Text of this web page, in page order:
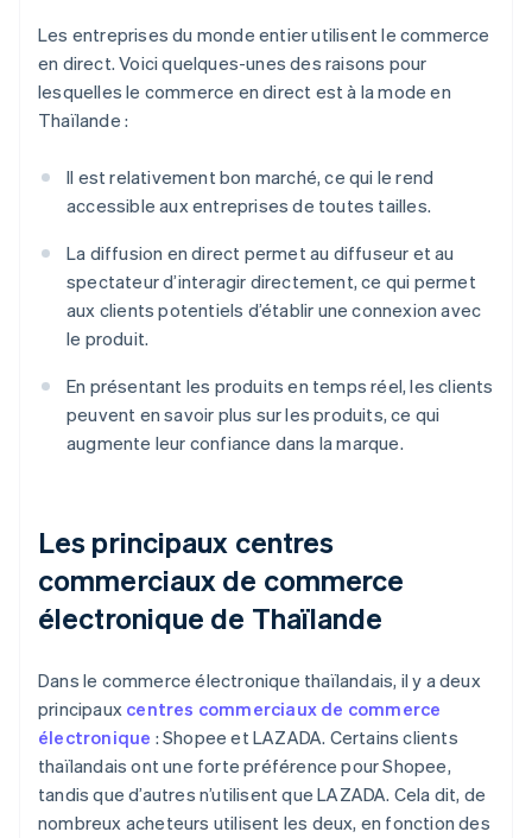
Les entreprises du monde entier utilisent le commerce
en direct. Voici quelques-unes des raisons pour
lesquelles le commerce en direct est à la mode en
Thaïlande :
Il est relativement bon marché, ce qui le rend
accessible aux entreprises de toutes tailles.
La diffusion en direct permet au diffuseur et au
spectateur d’interagir directement, ce qui permet
aux clients potentiels d’établir une connexion avec
le produit.
En présentant les produits en temps réel, les clients
peuvent en savoir plus sur les produits, ce qui
augmente leur confiance dans la marque.
Les principaux centres
commerciaux de commerce
électronique de Thaïlande
Dans le commerce électronique thaïlandais, il y a deux
principaux centres commerciaux de commerce
électronique : Shopee et LAZADA. Certains clients
thaïlandais ont une forte préférence pour Shopee,
tandis que d’autres n’utilisent que LAZADA. Cela dit, de
nombreux acheteurs utilisent les deux, en fonction des